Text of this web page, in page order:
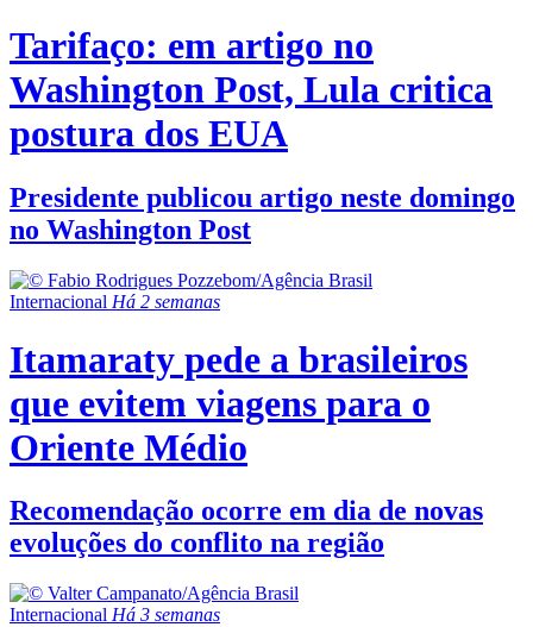
Tarifaço: em artigo no
Washington Post, Lula critica
postura dos EUA
Presidente publicou artigo neste domingo
no Washington Post
Internacional Há 2 semanas
Itamaraty pede a brasileiros
que evitem viagens para o
Oriente Médio
Recomendação ocorre em dia de novas
evoluções do conflito na região
Internacional Há 3 semanas